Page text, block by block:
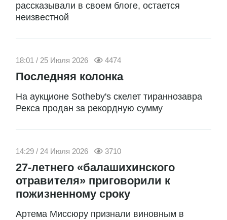
рассказывали в своем блоге, остается
неизвестной
18:01 / 25 Июля 2026 4474
Последняя колонка
На аукционе Sotheby's скелет тираннозавра
Рекса продан за рекордную сумму
14:29 / 24 Июля 2026 3710
27-летнего «балашихинского
отравителя» приговорили к
пожизненному сроку
Артема Миссюру признали виновным в